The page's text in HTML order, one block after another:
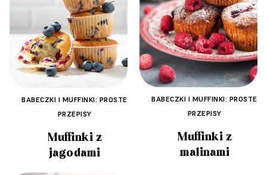
BABECZKI I MUFFINKI: PROSTE
PRZEPISY
Muffinki z
jagodami
BABECZKI I MUFFINKI: PROSTE
PRZEPISY
Muffinki z
malinami